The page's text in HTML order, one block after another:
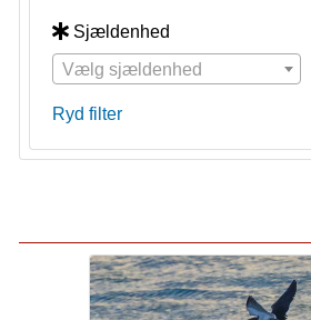
Sjældenhed
Vælg sjældenhed
Ryd filter